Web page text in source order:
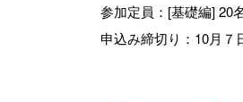
参加定員：[基礎編] 20
申込み締切り：10月７